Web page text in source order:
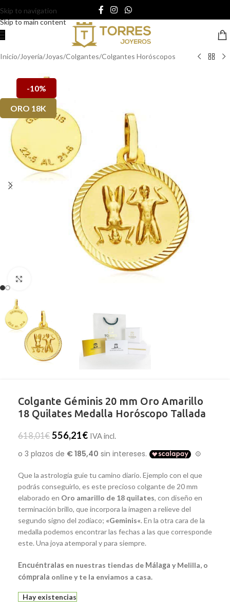
Skip to navigation
Skip to main content
Inicio/Joyería/Joyas/Colgantes/Colgantes Horóscopos
-10%
ORO 18K
Colgante Géminis 20 mm Oro Amarillo
18 Quilates Medalla Horóscopo Tallada
618,01€ 556,21€ IVA incl.
Que la astrología guie tu camino diario. Ejemplo con el que
podrás conseguirlo, es este precioso colgante de 20 mm
elaborado en Oro amarillo de 18 quilates, con diseño en
terminación brillo, que incorpora la imagen a relieve del
segundo signo del zodíaco; «Geminis«. En la otra cara de la
medalla podemos encontrar las fechas a las que corresponde
este. Una joya atemporal y para siempre.
Encuéntralas en nuestras tiendas de Málaga y Melilla, o
cómprala online y te la enviamos a casa.
Hay existencias